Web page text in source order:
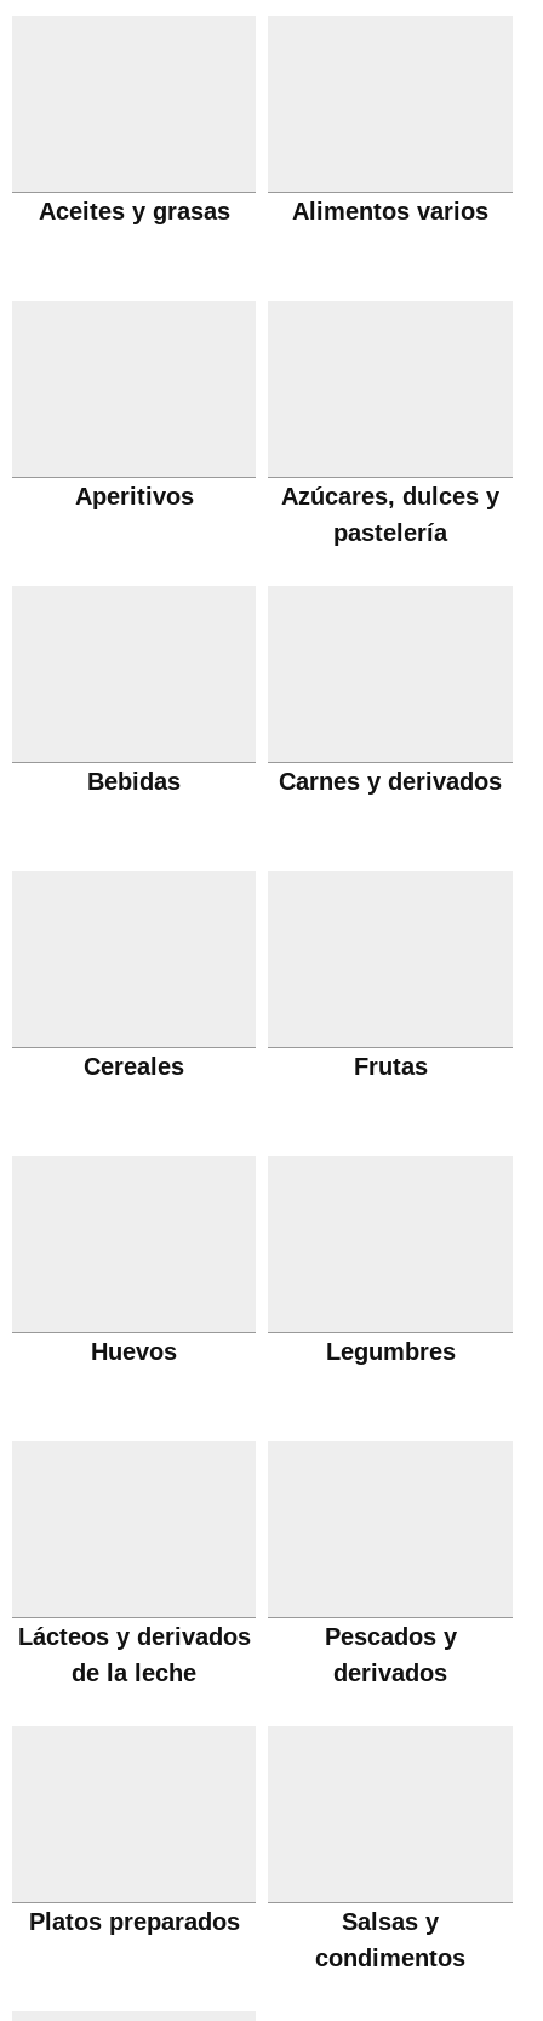
Aceites y grasas Alimentos varios
Aperitivos
Azúcares, dulces y
pastelería
Bebidas Carnes y derivados
Cereales Frutas
Huevos Legumbres
Lácteos y derivados
de la leche
Pescados y
derivados
Platos preparados
Salsas y
condimentos